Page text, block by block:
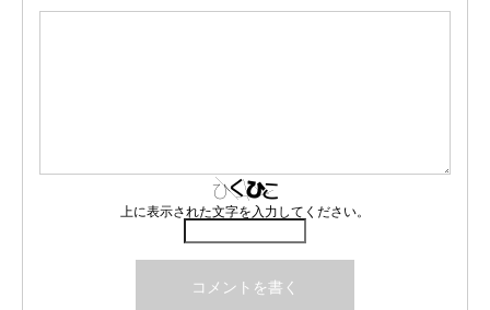
上に表示された文字を入力してください。